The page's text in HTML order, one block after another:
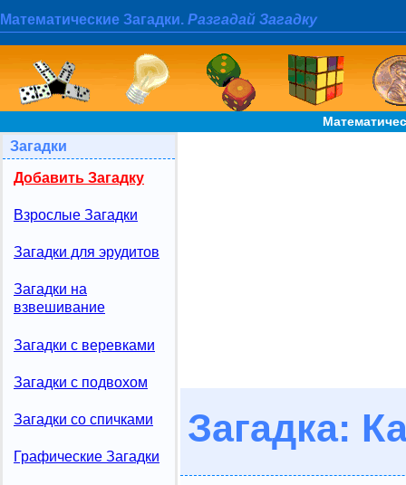
Математические Загадки. Разгадай Загадку
Загадки
Добавить Загадку
Взрослые Загадки
Загадки для эрудитов
Загадки на
взвешивание
Загадки с веревками
Загадки с подвохом
Загадки со спичками
Графические Загадки
Загадка: